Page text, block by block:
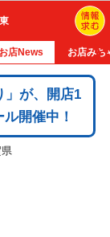
お店News お店みち
」が、開店1
開催中！